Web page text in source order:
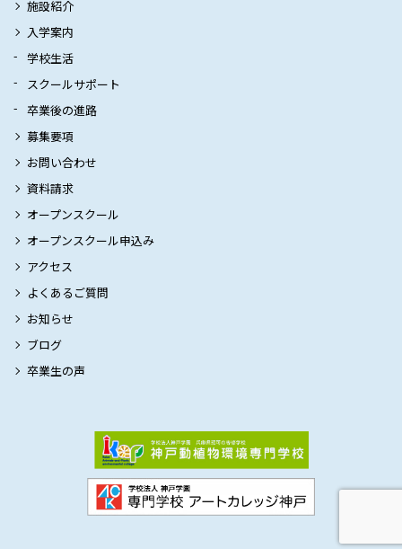
施設紹介
入学案内
学校生活
スクールサポート
卒業後の進路
募集要項
お問い合わせ
資料請求
オープンスクール
オープンスクール申込み
アクセス
よくあるご質問
お知らせ
ブログ
卒業生の声